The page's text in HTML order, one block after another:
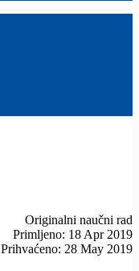
Originalni naučni rad
Primljeno: 18 Apr 2019
Prihvaćeno: 28 May 2019